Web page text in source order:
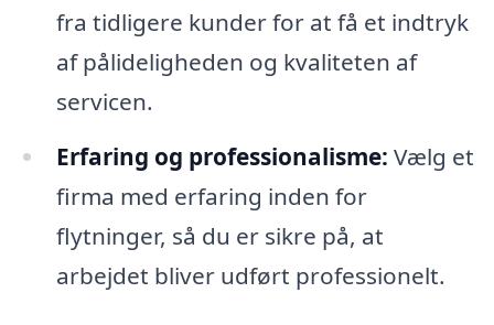
fra tidligere kunder for at få et indtryk
af pålideligheden og kvaliteten af
servicen.
Erfaring og professionalisme: Vælg et
firma med erfaring inden for
flytninger, så du er sikre på, at
arbejdet bliver udført professionelt.